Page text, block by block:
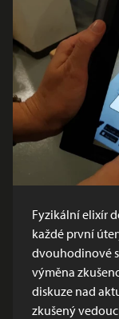
Fyzikální elixír
každé první
dvouhodinové
výměna
diskuze nad
zkušený